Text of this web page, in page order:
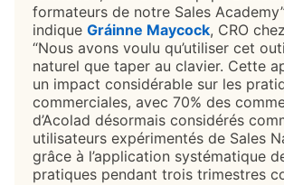
formateurs de notre Sales
indique Gráinne Maycockopens in
, CRO
“Nous avons voulu qu’utiliser cet
naturel que taper au clavier. Cette
un impact considérable sur les
commerciales, avec 70% des
d’Acolad désormais considérés
utilisateurs expérimentés de Sales
grâce à l’application systématique
pratiques pendant trois trimestres